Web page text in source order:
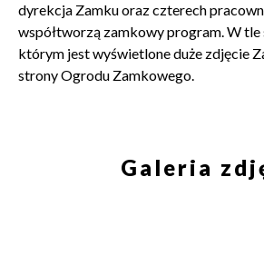
Dołącz do
dyrekcja Zamku oraz czterech
współtworzą zamkowy program. W
którym jest wyświetlone duże zdjęcie
strony Ogrodu Zamkowego.
Galeria